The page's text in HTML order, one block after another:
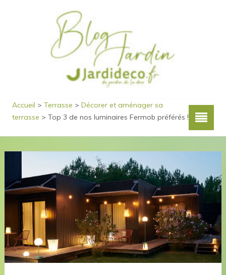
Accueil > Terrasse > Décorer et aménager sa
terrasse > Top 3 de nos luminaires Fermob préférés !